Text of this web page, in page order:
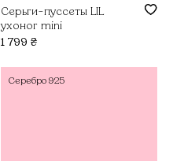
Серьги-пуссеты LIL
ухоног mini
1 799 ₴
Серебро 925